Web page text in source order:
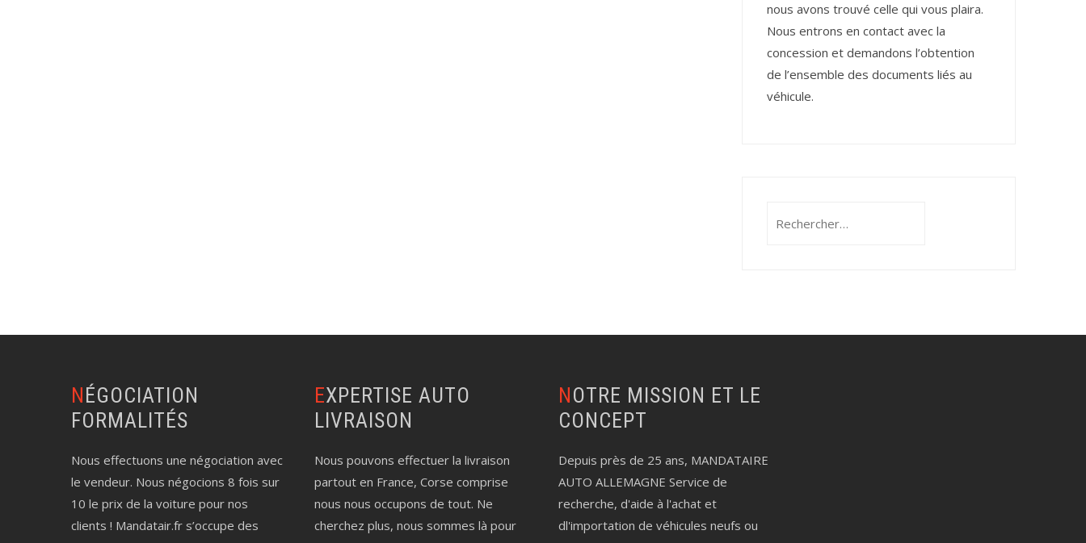
nous avons trouvé celle qui vous plaira.
Nous entrons en contact avec la
concession et demandons l’obtention
de l’ensemble des documents liés au
véhicule.
NÉGOCIATION
FORMALITÉS
Nous effectuons une négociation avec
le vendeur. Nous négocions 8 fois sur
10 le prix de la voiture pour nos
clients ! Mandatair.fr s’occupe des
EXPERTISE AUTO
LIVRAISON
Nous pouvons effectuer la livraison
partout en France, Corse comprise
nous nous occupons de tout. Ne
cherchez plus, nous sommes là pour
NOTRE MISSION ET LE
CONCEPT
Depuis près de 25 ans, MANDATAIRE
AUTO ALLEMAGNE Service de
recherche, d'aide à l'achat et
dl'importation de véhicules neufs ou